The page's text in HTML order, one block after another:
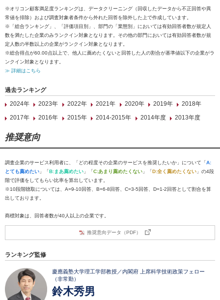
※オリコン顧客満足度ランキングは、データクリーニング（回収したデータから不正回答や異
常値を排除）および調査対象者条件から外れた回答を除外した上で作成しています。
※「総合ランキング」、「評価項目別」、部門の「業態別」においては有効回答者数が規定人
数を満たした企業のみランクイン対象となります。その他の部門においては有効回答者数が規
定人数の半数以上の企業がランクイン対象となります。
※総合得点が60.00点以上で、他人に薦めたくないと回答した人の割合が基準値以下の企業がラ
ンクイン対象となります。
≫ 詳細はこちら
過去ランキング
2024年
2023年 2022年 2021年 2020年 2019年
2018年
2017年
2016年 2015年 2014-2015年 2014年度 2013年度
推奨意向
調査企業のサービス利用者に、「どの程度その企業のサービスを推奨したいか」について「A:
とても薦めたい 」「B:まあ薦めたい 」「C:あまり薦めたくない 」「D:全く薦めたくない 」の4段
階で評価をしてもらい比率を算出しています。
※10段階聴取については、A=9-10回答、B=6-8回答、C=3-5回答、D=1-2回答として割合を算
出しております。
商標対象は、回答者数が40人以上の企業です。
推奨意向データ（PDF）
ランキング監修
慶應義塾大学理工学部教授／内閣府 上席科学技術政策フェロー
（非常勤）
鈴木秀男